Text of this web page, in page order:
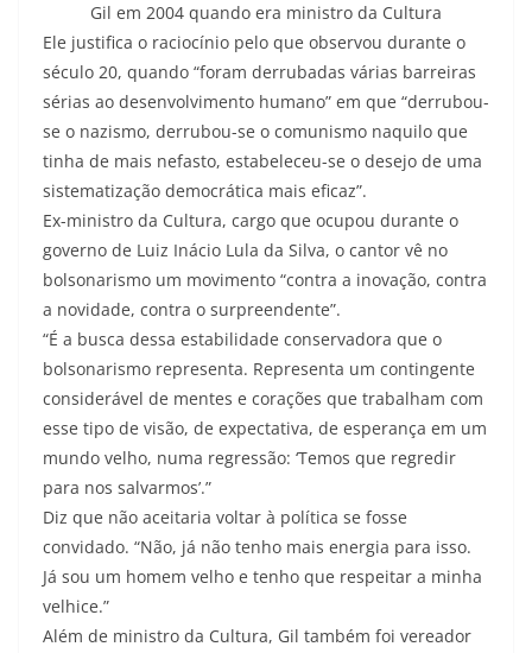
Gil em 2004 quando era ministro da Cultura
Ele justifica o raciocínio pelo que observou durante o
século 20, quando “foram derrubadas várias barreiras
sérias ao desenvolvimento humano” em que “derrubou-
se o nazismo, derrubou-se o comunismo naquilo que
tinha de mais nefasto, estabeleceu-se o desejo de uma
sistematização democrática mais eficaz”.
Ex-ministro da Cultura, cargo que ocupou durante o
governo de Luiz Inácio Lula da Silva, o cantor vê no
bolsonarismo um movimento “contra a inovação, contra
a novidade, contra o surpreendente”.
“É a busca dessa estabilidade conservadora que o
bolsonarismo representa. Representa um contingente
considerável de mentes e corações que trabalham com
esse tipo de visão, de expectativa, de esperança em um
mundo velho, numa regressão: ‘Temos que regredir
para nos salvarmos’.”
Diz que não aceitaria voltar à política se fosse
convidado. “Não, já não tenho mais energia para isso.
Já sou um homem velho e tenho que respeitar a minha
velhice.”
Além de ministro da Cultura, Gil também foi vereador